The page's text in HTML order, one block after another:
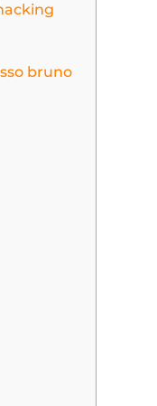
bruno